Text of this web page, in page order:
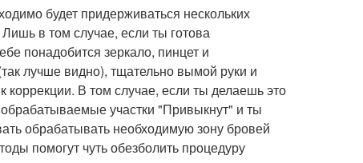
будет придерживаться нескольких
в том случае, если ты готова
понадобится зеркало, пинцет и
лучше видно), тщательно вымой руки и
коррекции. В том случае, если ты делаешь это
участки "Привыкнут" и ты
обрабатывать необходимую зону бровей
помогут чуть обезболить процедуру